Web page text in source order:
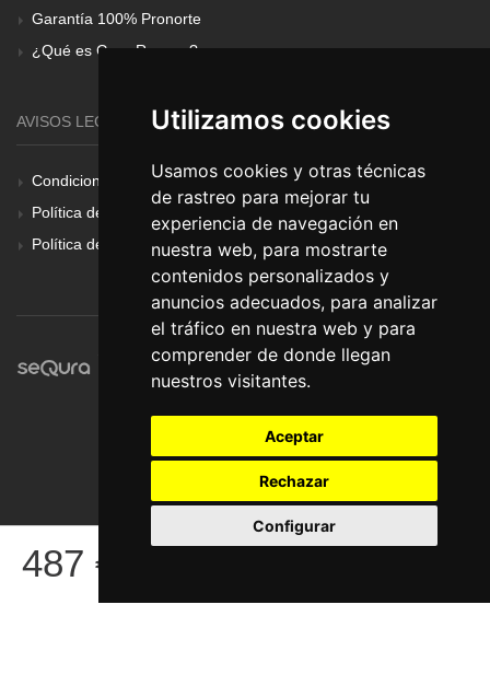
Utilizamos cookies
Usamos cookies y otras técnicas
de rastreo para mejorar tu
experiencia de navegación en
nuestra web, para mostrarte
contenidos personalizados y
anuncios adecuados, para analizar
el tráfico en nuestra web y para
comprender de donde llegan
nuestros visitantes.
Aceptar
Rechazar
Configurar
487 €
Garantía 100% Pronorte
¿Qué es Gear Renove?
AVISOS LEGALES
Condiciones Generales
Política de Cookies
Política de Privacidad
© Pronorte Sonido SL. Todos los derechos reservados.